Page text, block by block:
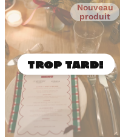
Nouveau
produit